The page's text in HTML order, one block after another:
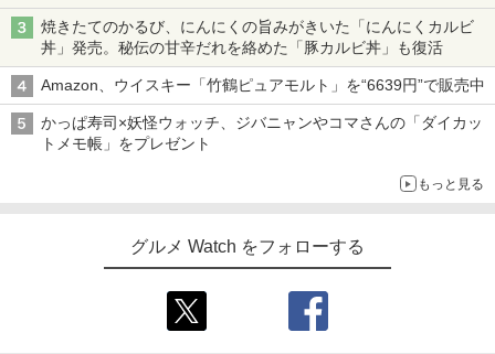
焼きたてのかるび、にんにくの旨みがきいた「にんにくカルビ
丼」発売。秘伝の甘辛だれを絡めた「豚カルビ丼」も復活
Amazon、ウイスキー「竹鶴ピュアモルト」を“6639円”で販売中
かっぱ寿司×妖怪ウォッチ、ジバニャンやコマさんの「ダイカッ
トメモ帳」をプレゼント
もっと見る
グルメ Watch をフォローする